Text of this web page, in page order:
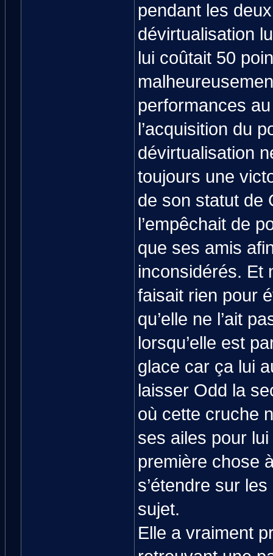
pendant les
dévirtualisation
lui coûtait 50
performances
l’acquisition du
dévirtualisation
toujours une
de son statut de
l’empêchait de
que ses amis
inconsidérés. Et
faisait rien pour
qu’elle ne l’ait
lorsqu’elle est
glace car ça lui
laisser Odd la
où cette cruche
ses ailes pour lui
première chose
s’étendre sur
sujet.
Elle a vraiment